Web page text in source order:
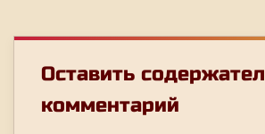
Оставить
комментарий